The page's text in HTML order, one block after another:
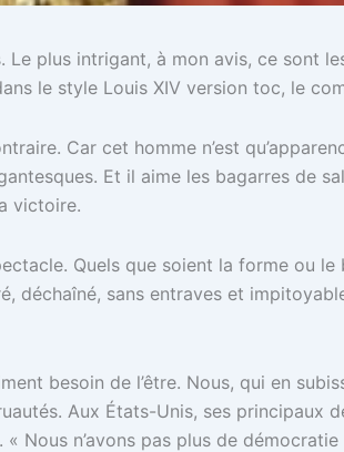
plus intrigant, à mon avis, ce sont
le style Louis XIV version toc, le
Car cet homme n’est
Et il aime les bagarres de
victoire.
Quels que soient la forme ou
déchaîné, sans entraves et
besoin de l’être. Nous, qui en
Aux États-Unis, ses principaux
n’avons pas plus de